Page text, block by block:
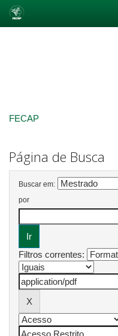
FECAP
Página de Busca
Buscar em:
por
Filtros correntes: